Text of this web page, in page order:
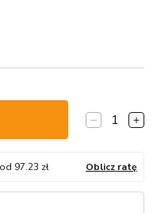
1
97.23 zł Oblicz ratę